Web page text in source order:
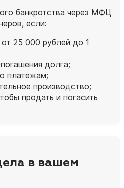
банкротства через МФЦ
если:
25 000 рублей до 1
долга;
платежам;
производство;
продать и погасить
в вашем